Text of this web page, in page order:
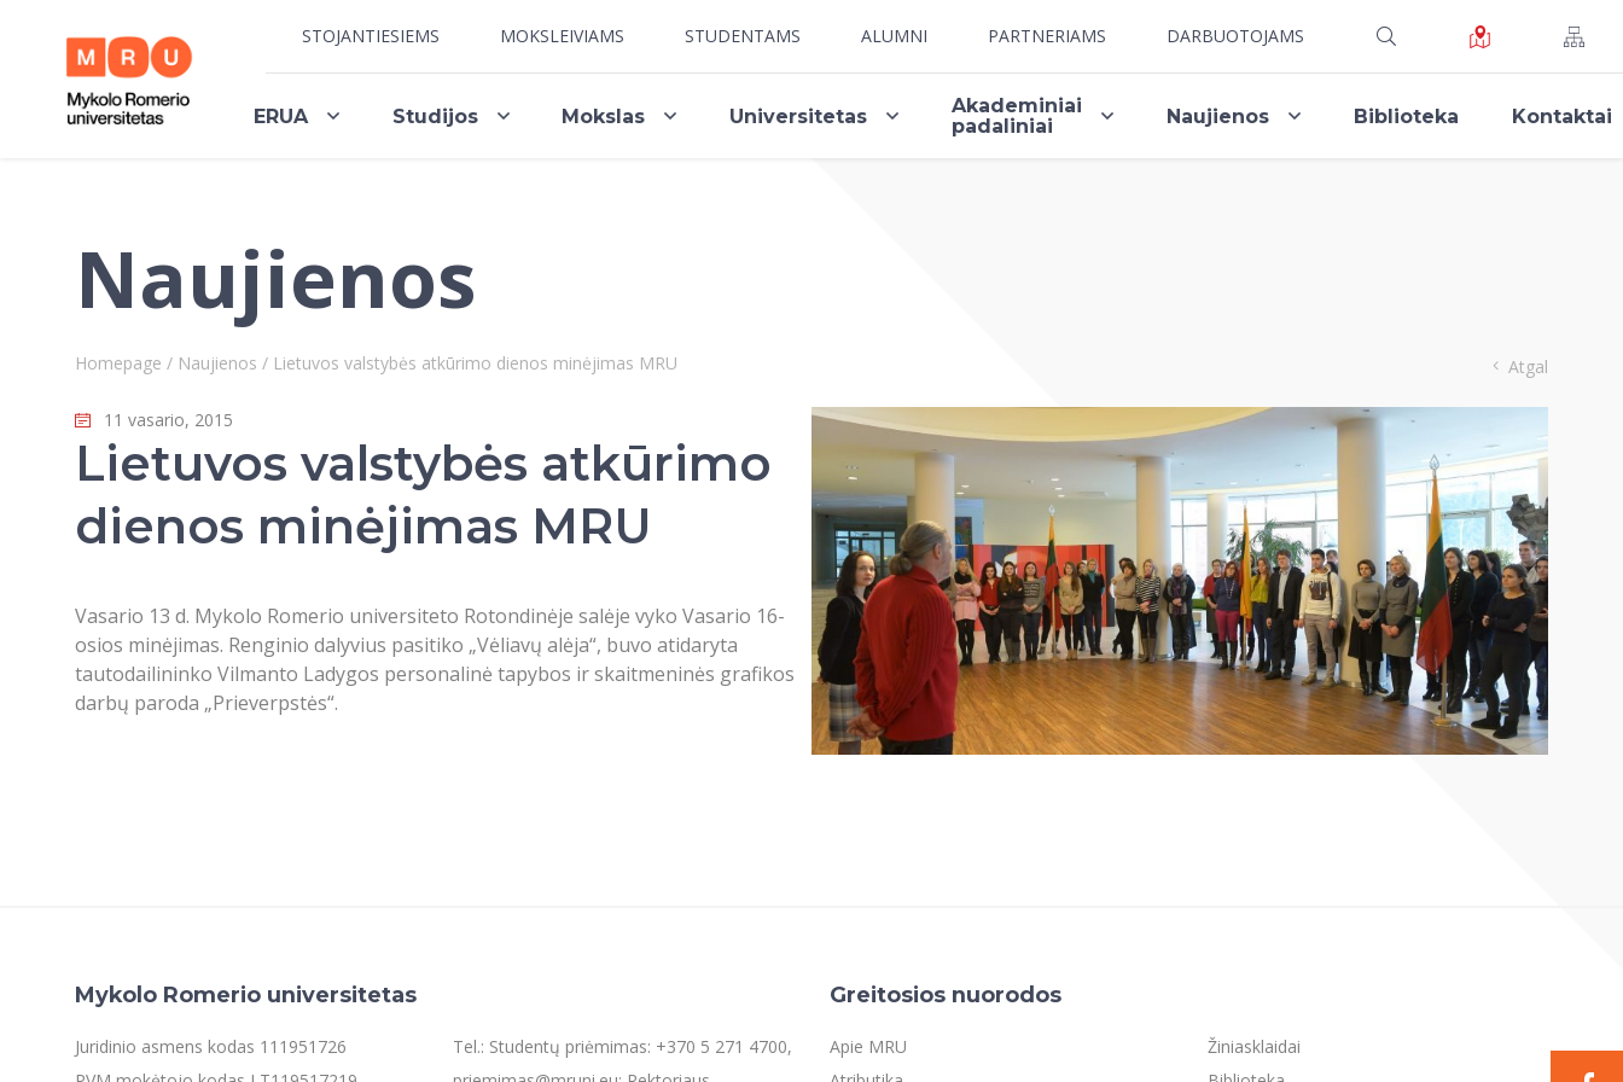
STOJANTIESIEMS MOKSLEIVIAMS STUDENTAMS ALUMNI PARTNERIAMS DARBUOTOJAMS
ERUA Studijos Mokslas Universitetas
Akademiniai
padaliniai
Naujienos Biblioteka Kontaktai
Naujienos
Homepage / Naujienos / Lietuvos valstybės atkūrimo dienos minėjimas MRU Atgal
11 vasario, 2015
Lietuvos valstybės atkūrimo
dienos minėjimas MRU
Vasario 13 d. Mykolo Romerio universiteto Rotondinėje salėje vyko Vasario 16-
osios minėjimas. Renginio dalyvius pasitiko „Vėliavų alėja“, buvo atidaryta
tautodailininko Vilmanto Ladygos personalinė tapybos ir skaitmeninės grafikos
darbų paroda „Prieverpstės“.
Mykolo Romerio universitetas
Juridinio asmens kodas 111951726
Tel.: Studentų priėmimas: +370 5 271 4700,
Greitosios nuorodos
Apie MRU
Žiniasklaidai